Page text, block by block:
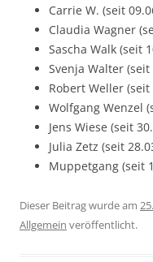
Carrie W. (seit
Claudia Wagner
Sascha Walk (seit
Svenja Walter (seit
Robert Weller (seit
Wolfgang Wenzel
Jens Wiese (seit
Julia Zetz (seit
Muppetgang (seit
Dieser Beitrag wurde am
Allgemein veröffentlicht.